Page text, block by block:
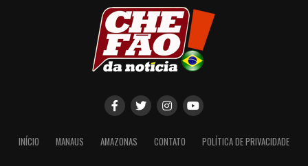
INÍCIO MANAUS AMAZONAS CONTATO POLÍTICA DE PRIVACIDADE